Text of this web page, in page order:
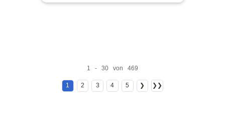
1 - 30 von 469
1 2 3 4 5 ❯ ❯❯